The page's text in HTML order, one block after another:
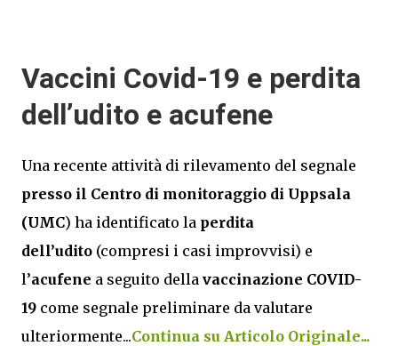
Vaccini Covid-19 e perdita
dell’udito e acufene
Una recente attività di rilevamento del segnale
presso il Centro di monitoraggio di Uppsala
(UMC) ha identificato la perdita
dell’udito (compresi i casi improvvisi) e
l’acufene a seguito della vaccinazione COVID-
19 come segnale preliminare da valutare
ulteriormente...Continua su Articolo Originale...